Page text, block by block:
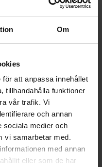
Om
att anpassa innehållet
tillhandahålla funktioner
vår trafik. Vi
och annan
sociala medier och
vi samarbetar med.
med annan
eller som de har
Nej
2200
1.7
kategori